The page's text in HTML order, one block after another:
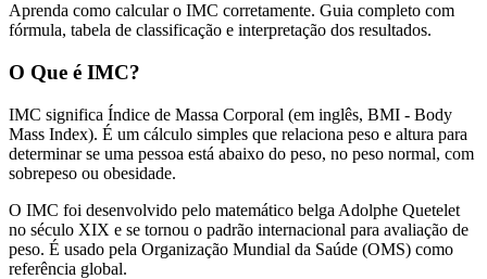
Aprenda como calcular o IMC corretamente. Guia completo com
fórmula, tabela de classificação e interpretação dos resultados.
O Que é IMC?
IMC significa Índice de Massa Corporal (em inglês, BMI - Body
Mass Index). É um cálculo simples que relaciona peso e altura para
determinar se uma pessoa está abaixo do peso, no peso normal, com
sobrepeso ou obesidade.
O IMC foi desenvolvido pelo matemático belga Adolphe Quetelet
no século XIX e se tornou o padrão internacional para avaliação de
peso. É usado pela Organização Mundial da Saúde (OMS) como
referência global.